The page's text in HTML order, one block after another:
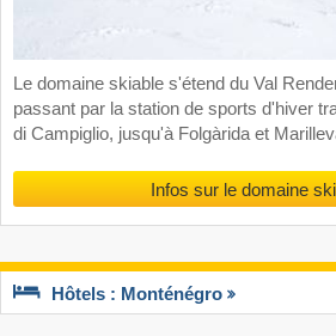
Le domaine skiable s'étend du Val
passant par la station de sports d'hiver
di Campiglio, jusqu'à Folgàrida et
Infos sur le domaine
Hôtels : Monténégro